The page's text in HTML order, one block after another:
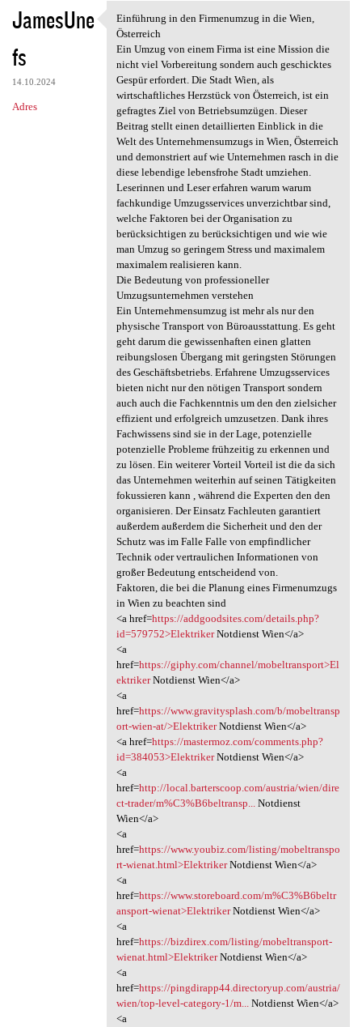
JamesUne
fs
14.10.2024
Adres
Einführung in den Firmenumzug
Einführung in den Firmenumzug in die Wien,
Österreich
Ein Umzug von einem Firma ist eine Mission die
nicht viel Vorbereitung sondern auch geschicktes
Gespür erfordert. Die Stadt Wien, als
wirtschaftliches Herzstück von Österreich, ist ein
gefragtes Ziel von Betriebsumzügen. Dieser
Beitrag stellt einen detaillierten Einblick in die
Welt des Unternehmensumzugs in Wien, Österreich
und demonstriert auf wie Unternehmen rasch in die
diese lebendige lebensfrohe Stadt umziehen.
Leserinnen und Leser erfahren warum warum
fachkundige Umzugsservices unverzichtbar sind,
welche Faktoren bei der Organisation zu
berücksichtigen zu berücksichtigen und wie wie
man Umzug so geringem Stress und maximalem
maximalem realisieren kann.
Die Bedeutung von professioneller
Umzugsunternehmen verstehen
Ein Unternehmensumzug ist mehr als nur den
physische Transport von Büroausstattung. Es geht
geht darum die gewissenhaften einen glatten
reibungslosen Übergang mit geringsten Störungen
des Geschäftsbetriebs. Erfahrene Umzugsservices
bieten nicht nur den nötigen Transport sondern
auch auch die Fachkenntnis um den den zielsicher
effizient und erfolgreich umzusetzen. Dank ihres
Fachwissens sind sie in der Lage, potenzielle
potenzielle Probleme frühzeitig zu erkennen und
zu lösen. Ein weiterer Vorteil Vorteil ist die da sich
das Unternehmen weiterhin auf seinen Tätigkeiten
fokussieren kann , während die Experten den den
organisieren. Der Einsatz Fachleuten garantiert
außerdem außerdem die Sicherheit und den der
Schutz was im Falle Falle von empfindlicher
Technik oder vertraulichen Informationen von
großer Bedeutung entscheidend von.
Faktoren, die bei die Planung eines Firmenumzugs
in Wien zu beachten sind
<a href=https://addgoodsites.com/details.php?
id=579752>ElektrikerNotdienst Wien</a>
<a
href=https://giphy.com/channel/mobeltransport>El
ektrikerNotdienst Wien</a>
<a
href=https://www.gravitysplash.com/b/mobeltransp
ort-wien-at/>ElektrikerNotdienst Wien</a>
<a href=https://mastermoz.com/comments.php?
id=384053>ElektrikerNotdienst Wien</a>
<a
href=http://local.barterscoop.com/austria/wien/dire
ct-trader/m%C3%B6beltransp...
Notdienst
Wien</a>
<a
href=https://www.youbiz.com/listing/mobeltranspo
rt-wienat.html>ElektrikerNotdienst Wien</a>
<a
href=https://www.storeboard.com/m%C3%B6beltr
ansport-wienat>ElektrikerNotdienst Wien</a>
<a
href=https://bizdirex.com/listing/mobeltransport-
wienat.html>ElektrikerNotdienst Wien</a>
<a
href=https://pingdirapp44.directoryup.com/austria/
wien/top-level-category-1/m...
Notdienst Wien</a>
<a